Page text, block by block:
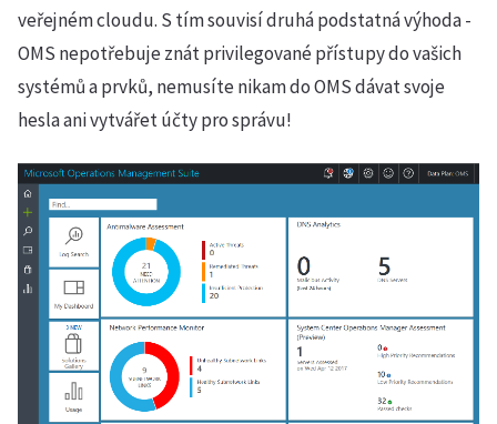
veřejném cloudu. S tím souvisí druhá podstatná výhoda -
OMS nepotřebuje znát privilegované přístupy do vašich
systémů a prvků, nemusíte nikam do OMS dávat svoje
hesla ani vytvářet účty pro správu!